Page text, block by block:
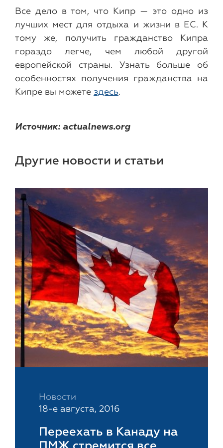
Все дело в том, что Кипр — это одно из
лучших мест для отдыха и жизни в ЕС. К
тому же, получить гражданство Кипра
гораздо легче, чем любой другой
европейской страны. Узнать больше об
особенностях получения гражданства на
Кипре вы можете здесь.
Источник: actualnews.org
Другие новости и статьи
Новости
18-е августа, 2016
Переехать в Канаду на